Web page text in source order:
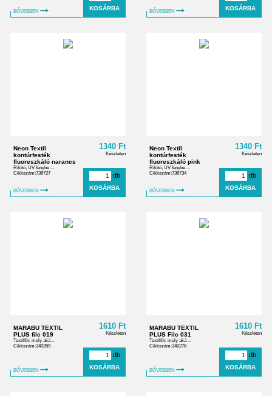
BŐVEBBEN BŐVEBBEN
Neon Textil
kontúrfesték
fluoreszkáló narancs
Rikító, UV fénybe ...
Cikkszám:736727
BŐVEBBEN
1340 Ft
Készleten
db
Neon Textil
kontúrfesték
fluoreszkáló pink
Rikító, UV fénybe ...
Cikkszám:736734
BŐVEBBEN
1340 Ft
Készleten
db
MARABU TEXTIL
PLUS filc 019
Textilfilc mely aká ...
Cikkszám:340269
BŐVEBBEN
1610 Ft
Készleten
db
MARABU TEXTIL
PLUS Filc 031
Textilfilc mely aká ...
Cikkszám:340276
BŐVEBBEN
1610 Ft
Készleten
db